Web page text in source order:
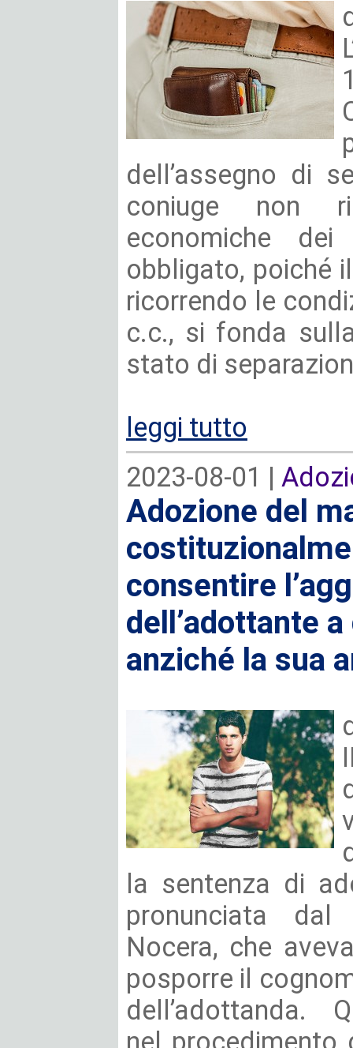
dell’assegno di
coniuge non
economiche
obbligato, poiché
ricorrendo le
c.c., si fonda
stato di
leggi tutto
2023-08-01 |
Adozione del
consentire
dell’adottante
anziché la sua
la sentenza di
pronunciata
Nocera, che
posporre il
dell’adottanda.
nel procedimento